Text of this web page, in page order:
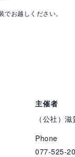
越しください。
主催者
（公社）
Phone
077-525-